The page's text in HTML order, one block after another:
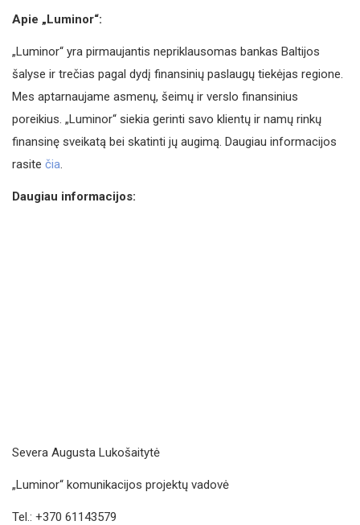
Apie „Luminor“:
„Luminor“ yra pirmaujantis nepriklausomas bankas Baltijos
šalyse ir trečias pagal dydį finansinių paslaugų tiekėjas regione.
Mes aptarnaujame asmenų, šeimų ir verslo finansinius
poreikius. „Luminor“ siekia gerinti savo klientų ir namų rinkų
finansinę sveikatą bei skatinti jų augimą. Daugiau informacijos
rasite čia.
Daugiau informacijos:
Severa Augusta Lukošaitytė
„Luminor“ komunikacijos projektų vadovė
Tel.: +370 61143579